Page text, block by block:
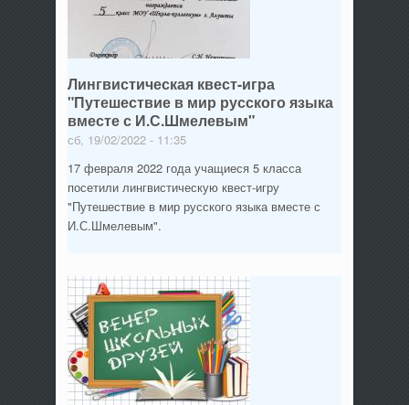
Лингвистическая квест-игра
"Путешествие в мир русского языка
вместе с И.С.Шмелевым"
сб, 19/02/2022 - 11:35
17 февраля 2022 года учащиеся 5 класса
посетили лингвистическую квест-игру
"Путешествие в мир русского языка вместе с
И.С.Шмелевым".